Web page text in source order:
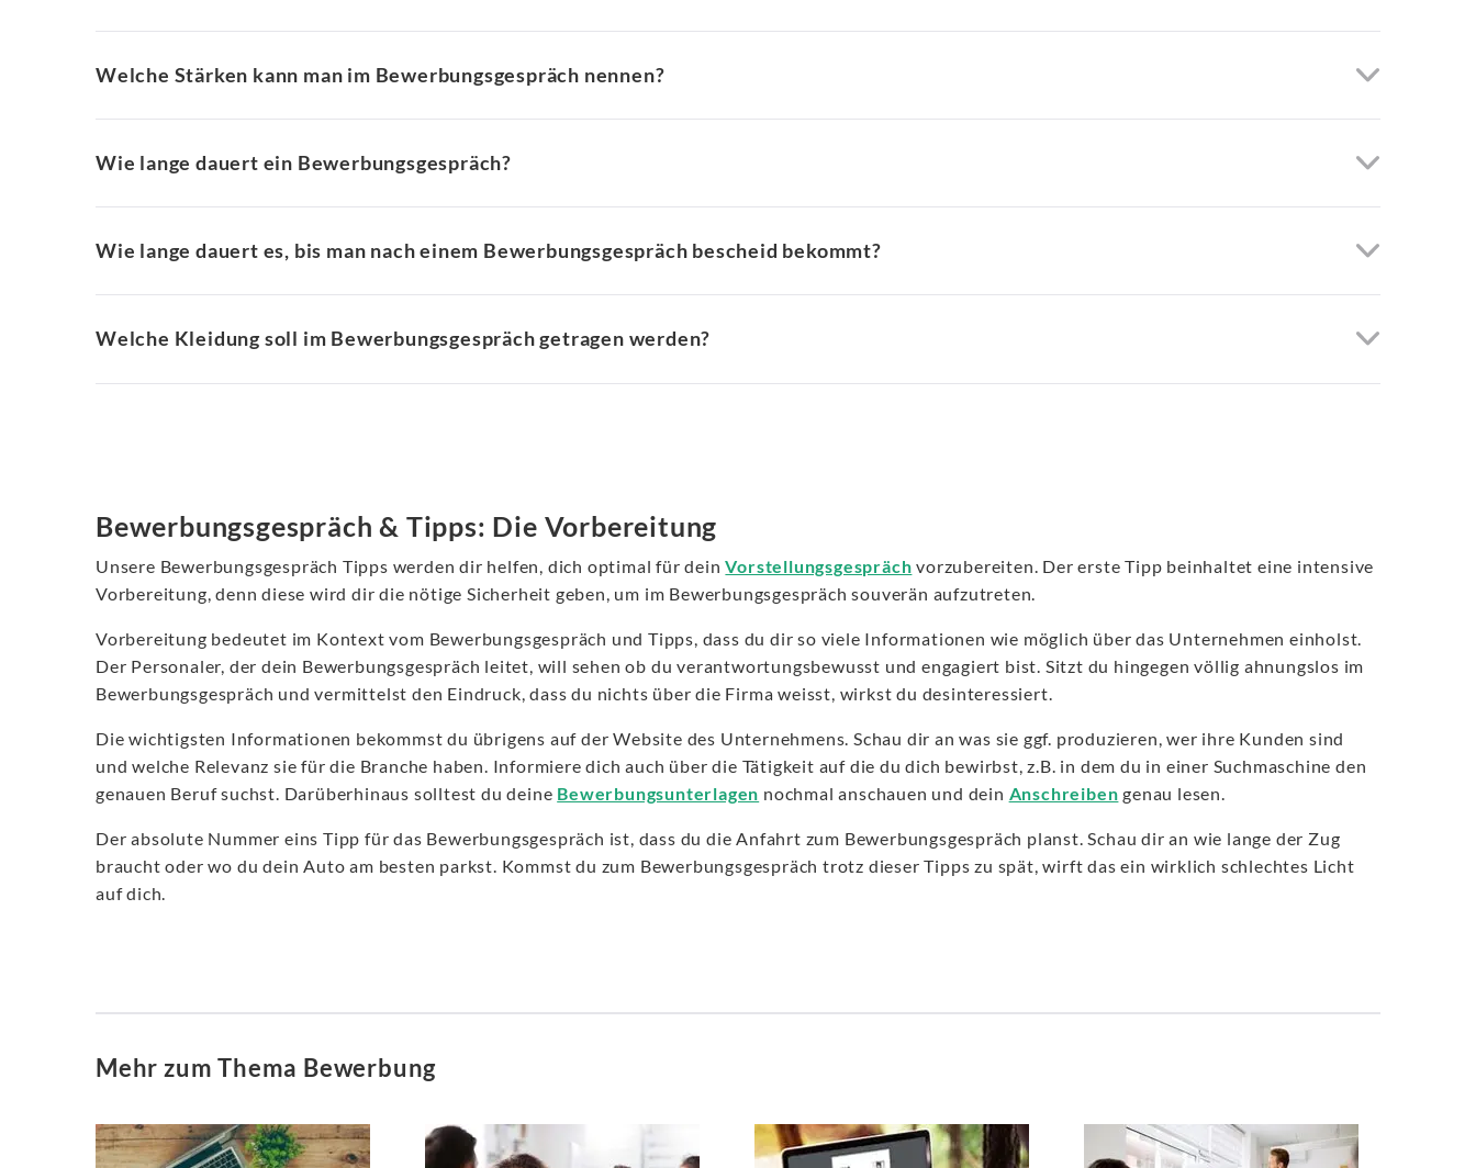
Welche Stärken kann man im Bewerbungsgespräch nennen?
Wie lange dauert ein Bewerbungsgespräch?
Wie lange dauert es, bis man nach einem Bewerbungsgespräch bescheid bekommt?
Welche Kleidung soll im Bewerbungsgespräch getragen werden?
Bewerbungsgespräch & Tipps: Die Vorbereitung
Unsere Bewerbungsgespräch Tipps werden dir helfen, dich optimal für deinVorstellungsgespräch vorzubereiten. Der erste Tipp beinhaltet eine intensive
Vorbereitung, denn diese wird dir die nötige Sicherheit geben, um im Bewerbungsgespräch souverän aufzutreten.
Vorbereitung bedeutet im Kontext vom Bewerbungsgespräch und Tipps, dass du dir so viele Informationen wie möglich über das Unternehmen einholst.
Der Personaler, der dein Bewerbungsgespräch leitet, will sehen ob du verantwortungsbewusst und engagiert bist. Sitzt du hingegen völlig ahnungslos im
Bewerbungsgespräch und vermittelst den Eindruck, dass du nichts über die Firma weisst, wirkst du desinteressiert.
Die wichtigsten Informationen bekommst du übrigens auf der Website des Unternehmens. Schau dir an was sie ggf. produzieren, wer ihre Kunden sind
und welche Relevanz sie für die Branche haben. Informiere dich auch über die Tätigkeit auf die du dich bewirbst, z.B. in dem du in einer Suchmaschine den
genauen Beruf suchst. Darüberhinaus solltest du deine Bewerbungsunterlagen nochmal anschauen und dein Anschreiben genau lesen.
Der absolute Nummer eins Tipp für das Bewerbungsgespräch ist, dass du die Anfahrt zum Bewerbungsgespräch planst. Schau dir an wie lange der Zug
braucht oder wo du dein Auto am besten parkst. Kommst du zum Bewerbungsgespräch trotz dieser Tipps zu spät, wirft das ein wirklich schlechtes Licht
auf dich.
Mehr zum Thema Bewerbung